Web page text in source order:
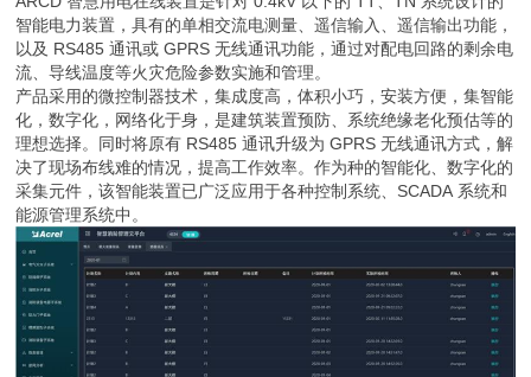
智能电力装置，具有的单相交流电测量、遥信输入、遥信输出功能，
以及 RS485 通讯或 GPRS 无线通讯功能，通过对配电回路的剩余电
流、导线温度等火灾危险参数实施和管理。
产品采用的微控制器技术，集成度高，体积小巧，安装方便，集智能
化，数字化，网络化于身，是建筑装置预防、系统绝缘老化预估等的
理想选择。同时将原有 RS485 通讯升级为 GPRS 无线通讯方式，解
决了现场布线难的情况，提高工作效率。作为种的智能化、数字化的
采集元件，该智能装置已广泛应用于各种控制系统、SCADA 系统和
能源管理系统中。